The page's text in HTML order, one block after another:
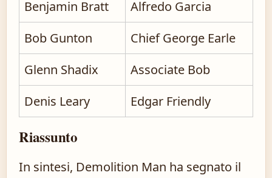
Benjamin Bratt
Alfredo Garcia
Bob Gunton
Chief George Earle
Glenn Shadix
Associate Bob
Denis Leary
Edgar Friendly
Riassunto
In sintesi, Demolition Man ha segnato il